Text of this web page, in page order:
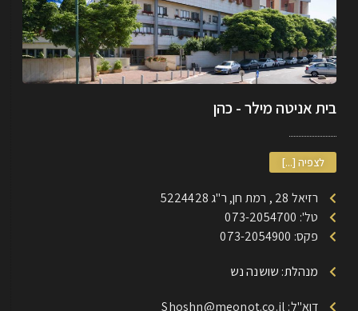
בית אניטה מילר - כהן
לצפיה [...]
רזיאל 28 , רמת חן, ר"ג 5224428
טל': 073-2054700
פקס: 073-2054900
מנהלת: שושנה נש
דוא"ל: Shoshn@meonot.co.il